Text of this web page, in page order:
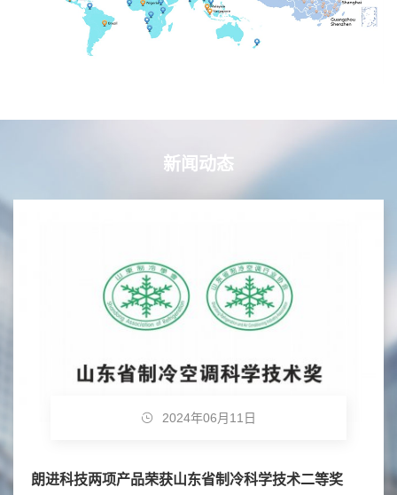
新闻动态
2024年06月11日
朗进科技两项产品荣获山东省制冷科学技术二等奖